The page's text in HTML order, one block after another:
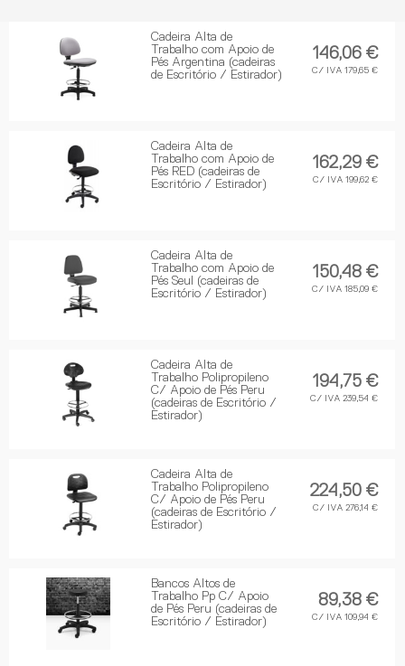
Cadeira Alta de
Trabalho com Apoio de
Pés Argentina (cadeiras
de Escritório / Estirador)
146,06 €
C/ IVA 179,65 €
Cadeira Alta de
Trabalho com Apoio de
Pés RED (cadeiras de
Escritório / Estirador)
162,29 €
C/ IVA 199,62 €
Cadeira Alta de
Trabalho com Apoio de
Pés Seul (cadeiras de
Escritório / Estirador)
150,48 €
C/ IVA 185,09 €
Cadeira Alta de
Trabalho Polipropileno
C/ Apoio de Pés Peru
(cadeiras de Escritório /
Estirador)
194,75 €
C/ IVA 239,54 €
Cadeira Alta de
Trabalho Polipropileno
C/ Apoio de Pés Peru
(cadeiras de Escritório /
Estirador)
224,50 €
C/ IVA 276,14 €
Bancos Altos de
Trabalho Pp C/ Apoio
de Pés Peru (cadeiras de
Escritório / Estirador)
89,38 €
C/ IVA 109,94 €